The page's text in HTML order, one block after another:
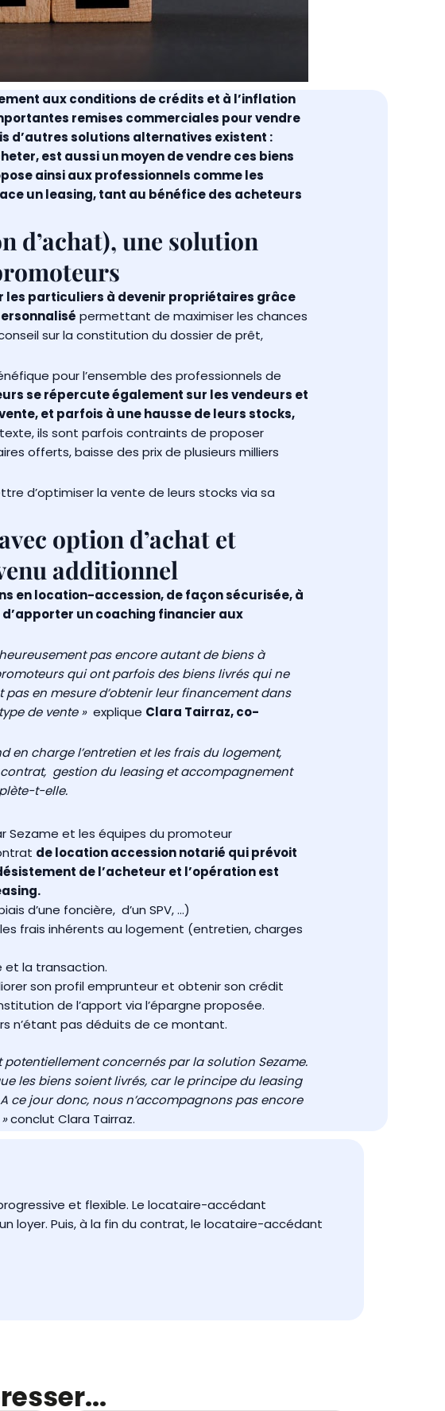
aux conditions de crédits et à l’inflation
remises commerciales pour vendre
d’autres solutions alternatives existent :
est aussi un moyen de vendre ces biens
ainsi aux professionnels comme les
un leasing, tant au bénéfice des acheteurs
d’achat), une solution
les particuliers à devenir propriétaires grâce
permettant de maximiser les chances
sur la constitution du dossier de prêt,
pour l’ensemble des professionnels de
se répercute également sur les vendeurs et
et parfois à une hausse de leurs stocks,
ils sont parfois contraints de proposer
offerts, baisse des prix de plusieurs milliers
d’optimiser la vente de leurs stocks via sa
option d’achat et
additionnel
en location-accession, de façon sécurisée, à
d’apporter un coaching financier aux
pas encore autant de biens à
qui ont parfois des biens livrés qui ne
en mesure d’obtenir leur financement dans
de vente »explique Clara Tairraz, co-
en charge l’entretien et les frais du logement,
contrat, gestion du leasing et accompagnement
t-elle.
Sezame et les équipes du promoteur
de location accession notarié qui prévoit
de l’acheteur et l’opération est
d’une foncière, d’un SPV, …)
frais inhérents au logement (entretien, charges
et la transaction.
son profil emprunteur et obtenir son crédit
de l’apport via l’épargne proposée.
n’étant pas déduits de ce montant.
concernés par la solution Sezame.
les biens soient livrés, car le principe du leasing
ce jour donc, nous n’accompagnons pas encore
conclut Clara Tairraz.
et flexible. Le locataire-accédant
loyer. Puis, à la fin du contrat, le locataire-accédant